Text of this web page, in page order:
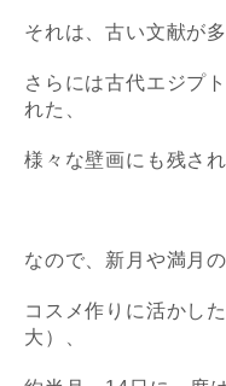
それは、古い文献が
さらには古代エジプ
れた、
様々な壁画にも残さ
なので、新月や満月
コスメ作りに活かし
大）、